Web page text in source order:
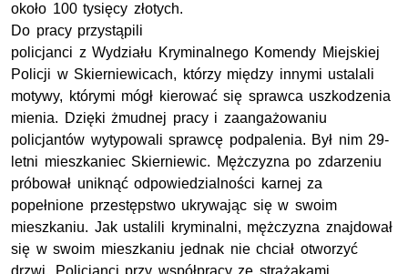
około 100 tysięcy złotych.
Do pracy przystąpili
policjanci z Wydziału Kryminalnego Komendy Miejskiej
Policji w Skierniewicach, którzy między innymi ustalali
motywy, którymi mógł kierować się sprawca uszkodzenia
mienia. Dzięki żmudnej pracy i zaangażowaniu
policjantów wytypowali sprawcę podpalenia. Był nim 29-
letni mieszkaniec Skierniewic. Mężczyzna po zdarzeniu
próbował uniknąć odpowiedzialności karnej za
popełnione przestępstwo ukrywając się w swoim
mieszkaniu. Jak ustalili kryminalni, mężczyzna znajdował
się w swoim mieszkaniu jednak nie chciał otworzyć